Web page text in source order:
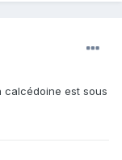
calcédoine est sous